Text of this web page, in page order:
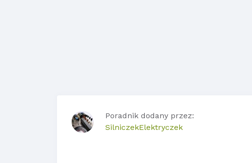
Poradnik dodany przez:
SilniczekElektryczek